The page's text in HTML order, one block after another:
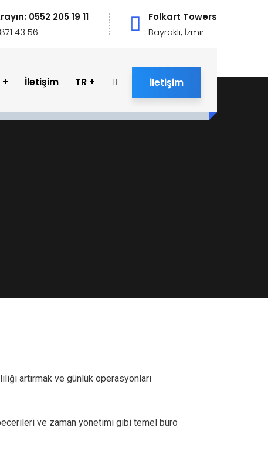
0552 205 19 11
43 56
Folkart Towers
Bayraklı, İzmir
İletişim TR İletişim
artırmak ve günlük operasyonları
ve zaman yönetimi gibi temel büro